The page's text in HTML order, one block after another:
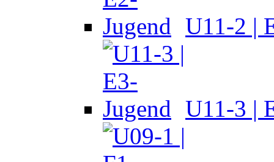
U11-2 |
U11-3 |